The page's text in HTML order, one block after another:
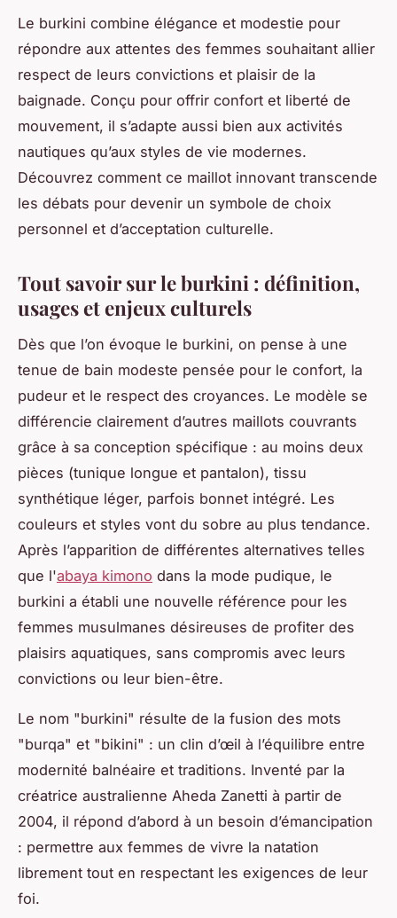
Le burkini combine élégance et modestie pour
répondre aux attentes des femmes souhaitant allier
respect de leurs convictions et plaisir de la
baignade. Conçu pour offrir confort et liberté de
mouvement, il s’adapte aussi bien aux activités
nautiques qu’aux styles de vie modernes.
Découvrez comment ce maillot innovant transcende
les débats pour devenir un symbole de choix
personnel et d’acceptation culturelle.
Tout savoir sur le burkini : définition,
usages et enjeux culturels
Dès que l’on évoque le burkini, on pense à une
tenue de bain modeste pensée pour le confort, la
pudeur et le respect des croyances. Le modèle se
différencie clairement d’autres maillots couvrants
grâce à sa conception spécifique : au moins deux
pièces (tunique longue et pantalon), tissu
synthétique léger, parfois bonnet intégré. Les
couleurs et styles vont du sobre au plus tendance.
Après l’apparition de différentes alternatives telles
que l'abaya kimono dans la mode pudique, le
burkini a établi une nouvelle référence pour les
femmes musulmanes désireuses de profiter des
plaisirs aquatiques, sans compromis avec leurs
convictions ou leur bien-être.
Le nom "burkini" résulte de la fusion des mots
"burqa" et "bikini" : un clin d’œil à l’équilibre entre
modernité balnéaire et traditions. Inventé par la
créatrice australienne Aheda Zanetti à partir de
2004, il répond d’abord à un besoin d’émancipation
: permettre aux femmes de vivre la natation
librement tout en respectant les exigences de leur
foi.